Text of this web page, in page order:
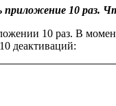
10 раз.
10 раз. В
деактиваций: